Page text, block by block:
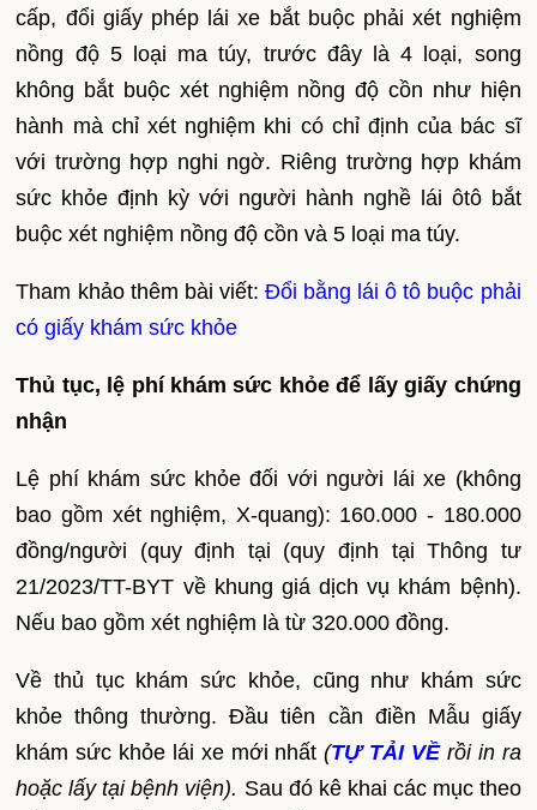
cấp, đổi giấy phép lái xe bắt buộc phải xét nghiệm
nồng độ 5 loại ma túy, trước đây là 4 loại, song
không bắt buộc xét nghiệm nồng độ cồn như hiện
hành mà chỉ xét nghiệm khi có chỉ định của bác sĩ
với trường hợp nghi ngờ. Riêng trường hợp khám
sức khỏe định kỳ với người hành nghề lái ôtô bắt
buộc xét nghiệm nồng độ cồn và 5 loại ma túy.
Tham khảo thêm bài viết: Đổi bằng lái ô tô buộc phải
có giấy khám sức khỏe
Thủ tục, lệ phí khám sức khỏe để lấy giấy chứng
nhận
Lệ phí khám sức khỏe đối với người lái xe (không
bao gồm xét nghiệm, X-quang): 160.000 - 180.000
đồng/người (quy định tại (quy định tại Thông tư
21/2023/TT-BYT về khung giá dịch vụ khám bệnh).
Nếu bao gồm xét nghiệm là từ 320.000 đồng.
Về thủ tục khám sức khỏe, cũng như khám sức
khỏe thông thường. Đầu tiên cần điền Mẫu giấy
khám sức khỏe lái xe mới nhất(TỰ TẢI VỀrồi in ra
hoặc lấy tại bệnh viện). Sau đó kê khai các mục theo